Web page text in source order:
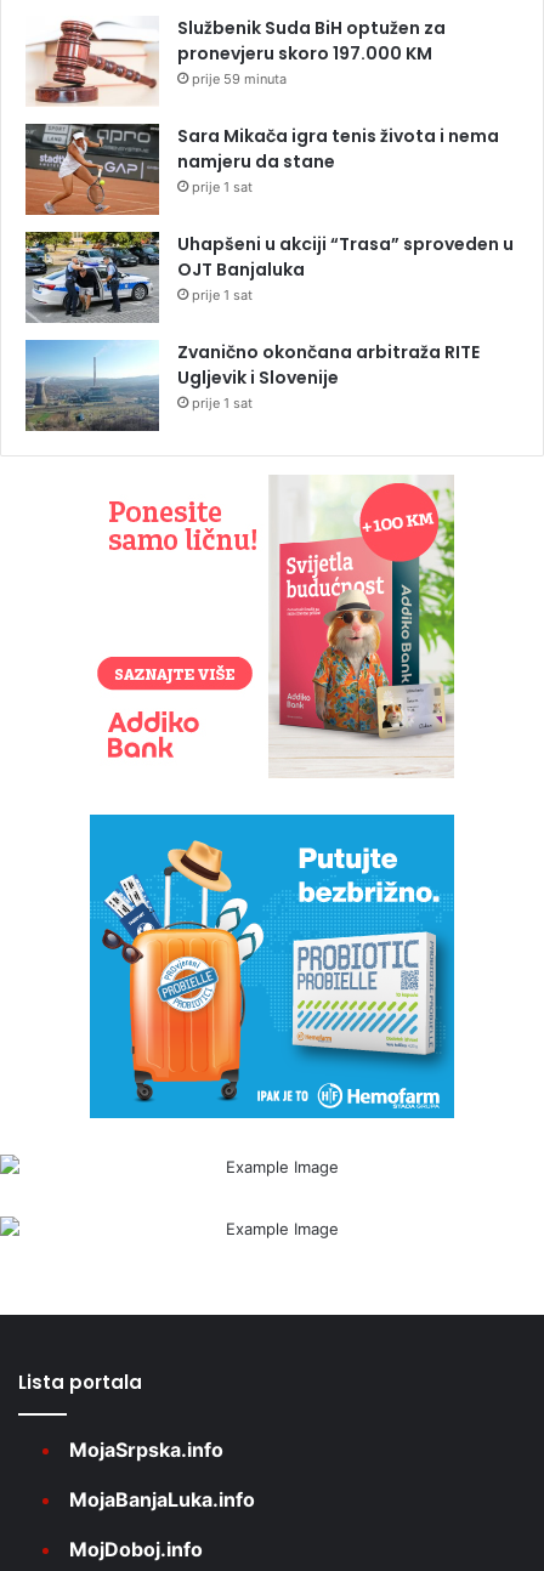
Službenik Suda BiH optužen za
pronevjeru skoro 197.000 KM
prije 59 minuta
Sara Mikača igra tenis života i nema
namjeru da stane
prije 1 sat
Uhapšeni u akciji “Trasa” sproveden u
OJT Banjaluka
prije 1 sat
Zvanično okončana arbitraža RITE
Ugljevik i Slovenije
prije 1 sat
Lista portala
MojaSrpska.info
MojaBanjaLuka.info
MojDoboj.info